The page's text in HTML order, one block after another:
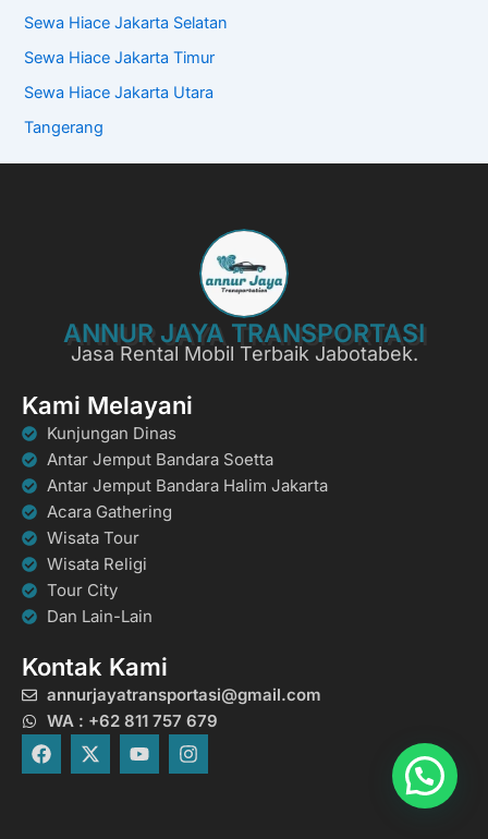
Sewa Hiace Jakarta Selatan
Sewa Hiace Jakarta Timur
Sewa Hiace Jakarta Utara
Tangerang
ANNUR JAYA TRANSPORTASI
Jasa Rental Mobil Terbaik Jabotabek.
Kami Melayani
Kunjungan Dinas
Antar Jemput Bandara Soetta
Antar Jemput Bandara Halim Jakarta
Acara Gathering
Wisata Tour
Wisata Religi
Tour City
Dan Lain-Lain
Kontak Kami
annurjayatransportasi@gmail.com
WA : +62 811 757 679
F
a
X
-
Y
o
I
n